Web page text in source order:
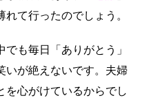
れて行ったのでしょう。
も毎日「ありがとう」
いが絶えないです。夫婦
を心がけているからでし